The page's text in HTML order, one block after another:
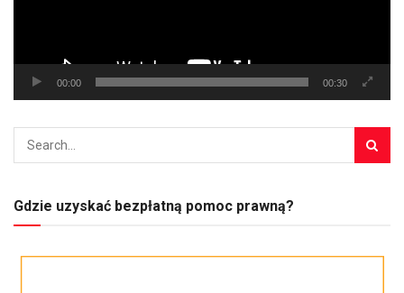
00:00 00:30
Gdzie uzyskać bezpłatną pomoc prawną?